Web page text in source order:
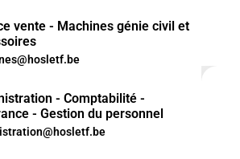
vente - Machines génie civil et
- Comptabilité -
- Gestion du personnel